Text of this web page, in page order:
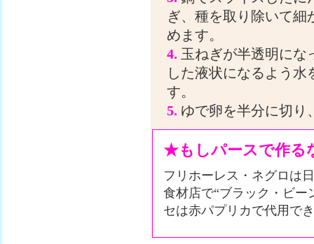
ぎ、種を取り除いて
めます。
4. 玉ねぎが半透明にな
した液状になるよう
す。
5. ゆで卵を半分に切り
★もしパースで作る
フリホーレス・ネグロは
食材店で“ブラック・ビー
セは赤パプリカで代用で